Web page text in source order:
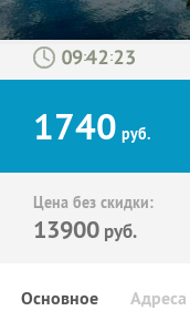
: :
1740 руб.
Цена без скидки:
13900 руб.
Основное Адреса